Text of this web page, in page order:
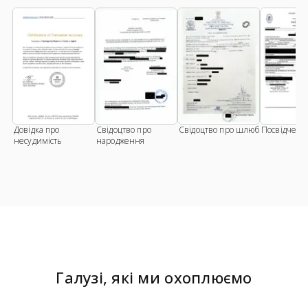
Довідка про
несудимість
Свідоцтво про
народження
Свідоцтво про шлюб
Галузі, які ми охоплюємо